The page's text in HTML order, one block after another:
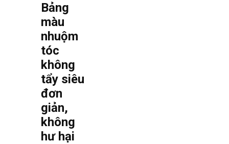
Bảng
màu
nhuộm
tóc
không
tẩy siêu
đơn
giản,
không
hư hại